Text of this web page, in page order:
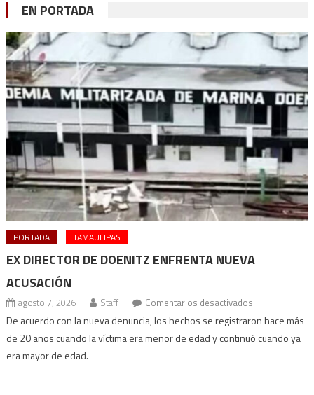
EN PORTADA
PORTADA TAMAULIPAS
EX DIRECTOR DE DOENITZ ENFRENTA NUEVA
ACUSACIÓN
agosto 7, 2026 Staff Comentarios desactivadosen
Ex
director
De acuerdo con la nueva denuncia, los hechos se registraron hace más
de 20 años cuando la víctima era menor de edad y continuó cuando ya
era mayor de edad.